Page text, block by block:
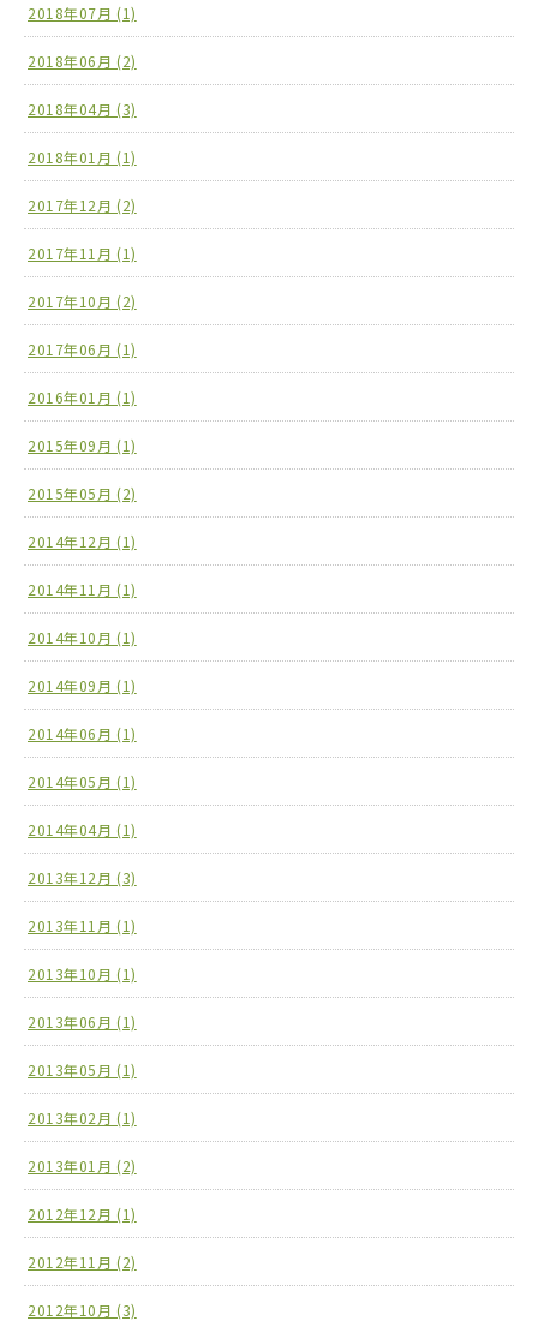
2018年07月 (1)
2018年06月 (2)
2018年04月 (3)
2018年01月 (1)
2017年12月 (2)
2017年11月 (1)
2017年10月 (2)
2017年06月 (1)
2016年01月 (1)
2015年09月 (1)
2015年05月 (2)
2014年12月 (1)
2014年11月 (1)
2014年10月 (1)
2014年09月 (1)
2014年06月 (1)
2014年05月 (1)
2014年04月 (1)
2013年12月 (3)
2013年11月 (1)
2013年10月 (1)
2013年06月 (1)
2013年05月 (1)
2013年02月 (1)
2013年01月 (2)
2012年12月 (1)
2012年11月 (2)
2012年10月 (3)